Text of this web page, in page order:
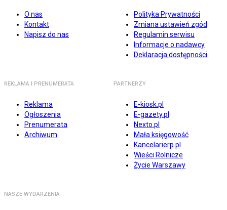
O nas
Kontakt
Napisz do nas
Polityka Prywatności
Zmiana ustawień zgód
Regulamin serwisu
Informacje o nadawcy
Deklaracja dostępności
REKLAMA I PRENUMERATA
Reklama
Ogłoszenia
Prenumerata
Archiwum
PARTNERZY
E-kiosk.pl
E-gazety.pl
Nexto.pl
Mała księgowość
Kancelarierp.pl
Wieści Rolnicze
Życie Warszawy
NASZE WYDARZENIA